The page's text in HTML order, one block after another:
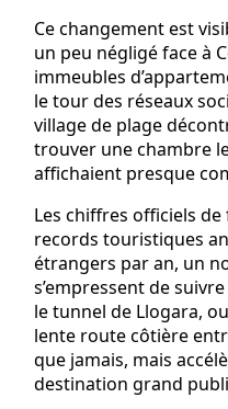
Ce changement est
un peu négligé face à
immeubles
le tour des réseaux
village de plage
trouver une chambre
affichaient presque
Les chiffres officiels
records touristiques
étrangers par an, un
s’empressent de
le tunnel de Llogara,
lente route côtière
que jamais, mais
destination grand